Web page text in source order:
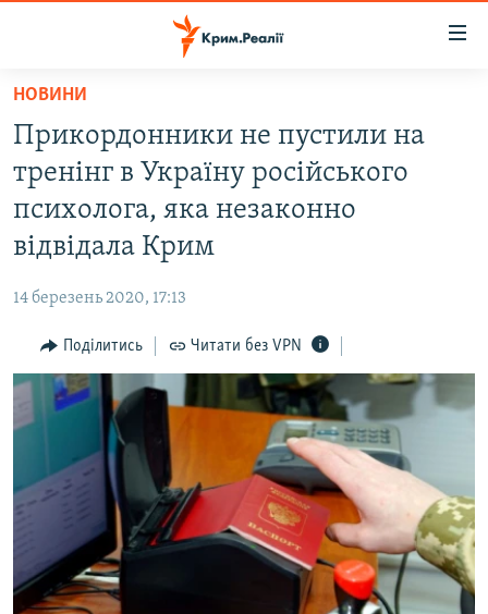
Перейти
основного
матеріалу
Перейти
до
основної
Перейти
пошуку
ВОДА.КРИМ
ВІДЕО ТА ФОТО
ПОЛІТИКА
ПОГЛЯД
ІНТЕРВ'Ю
ВСЕ ЗА ДЕНЬ
СПЕЦПРОЕКТИ
ДЕПОРТАЦІЯ
ВІДЕОУРОКИ «ELIFBE»
СВІДЧЕННЯ ОКУПАЦІЇ
УКРАЇНСЬКА ПРОБЛЕМА КРИМУ
ЯК ОБІЙТИ БЛОКУВАННЯ
Qırımtatar
НОВИНИ
Прикордонники не пустили на
тренінг в Україну російського
психолога, яка незаконно
відвідала Крим
14 березень 2020, 17:13
Поділитись Читати без VPN